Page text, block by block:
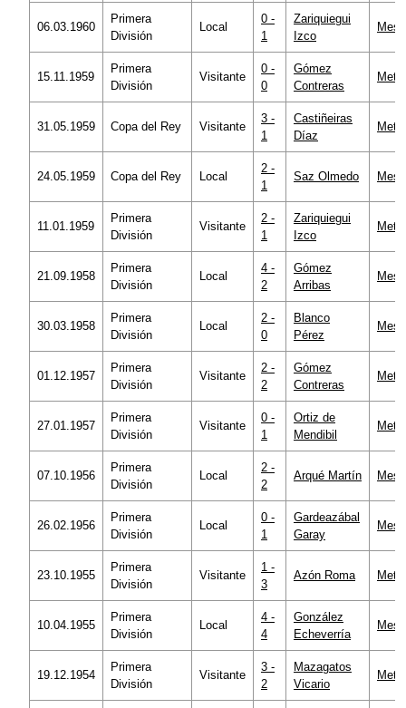
06.03.1960
Primera
División
Local
0 -
1
Zariquiegui
Izco
15.11.1959
Primera
División
Visitante
0 -
0
Gómez
Contreras
31.05.1959 Copa del Rey Visitante
3 -
1
Castiñeiras
Díaz
24.05.1959 Copa del Rey Local
2 -
1
Saz Olmedo
11.01.1959
Primera
División
Visitante
2 -
1
Zariquiegui
Izco
21.09.1958
Primera
División
Local
4 -
2
Gómez
Arribas
30.03.1958
Primera
División
Local
2 -
0
Blanco
Pérez
01.12.1957
Primera
División
Visitante
2 -
2
Gómez
Contreras
27.01.1957
Primera
División
Visitante
0 -
1
Ortiz de
Mendibil
07.10.1956
Primera
División
Local
2 -
2
Arqué Martín
26.02.1956
Primera
División
Local
0 -
1
Gardeazábal
Garay
23.10.1955
Primera
División
Visitante
1 -
3
Azón Roma
10.04.1955
Primera
División
Local
4 -
4
González
Echeverría
19.12.1954
Primera
División
Visitante
3 -
2
Mazagatos
Vicario